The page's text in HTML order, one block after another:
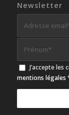
Newsletter
J’accepte
mentions légales